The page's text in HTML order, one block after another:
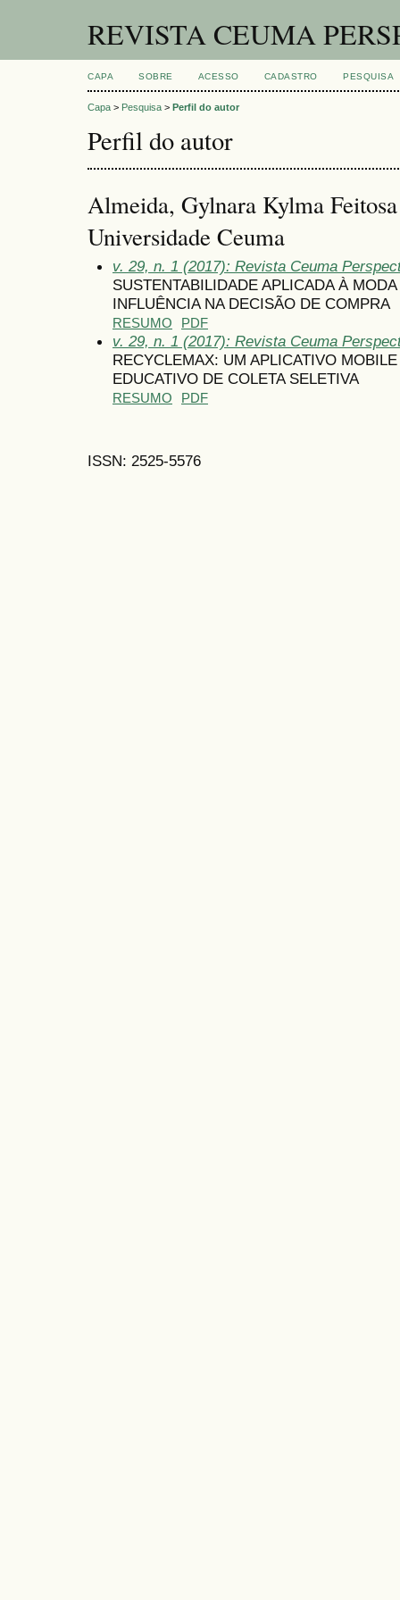
REVISTA CEUMA
CAPA SOBRE ACESSO CADASTRO PESQUISA
Capa > Pesquisa > Perfil do autor
Perfil do autor
Almeida, Gylnara Kylma
Universidade Ceuma
v. 29, n. 1 (2017): Revista Ceuma
SUSTENTABILIDADE APLICADA À
INFLUÊNCIA NA DECISÃO DE COMPRA
RESUMO PDF
v. 29, n. 1 (2017): Revista Ceuma
RECYCLEMAX: UM APLICATIVO
EDUCATIVO DE COLETA SELETIVA
RESUMO PDF
ISSN: 2525-5576